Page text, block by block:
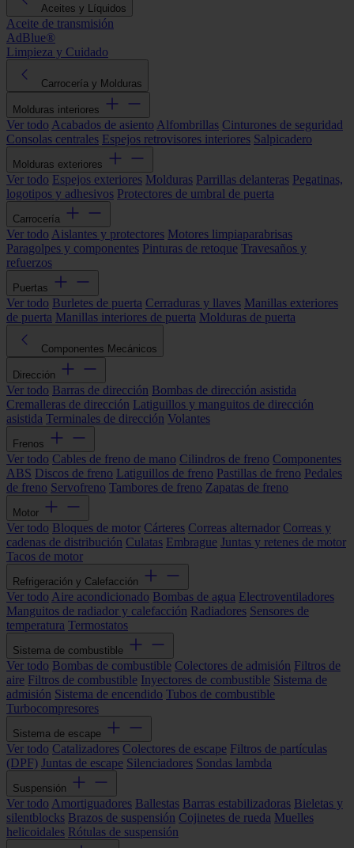
Aceites y Líquidos
Aceite de transmisión
AdBlue®
Limpieza y Cuidado
Carrocería y Molduras
Molduras interiores
Ver todo Acabados de asiento Alfombrillas Cinturones de seguridad
Consolas centrales Espejos retrovisores interiores Salpicadero
Molduras exteriores
Ver todo Espejos exteriores Molduras Parrillas delanteras Pegatinas,
logotipos y adhesivos Protectores de umbral de puerta
Carrocería
Ver todo Aislantes y protectores Motores limpiaparabrisas
Paragolpes y componentes Pinturas de retoque Travesaños y
refuerzos
Puertas
Ver todo Burletes de puerta Cerraduras y llaves Manillas exteriores
de puerta Manillas interiores de puerta Molduras de puerta
Componentes Mecánicos
Dirección
Ver todo Barras de dirección Bombas de dirección asistida
Cremalleras de dirección Latiguillos y manguitos de dirección
asistida Terminales de dirección Volantes
Frenos
Ver todo Cables de freno de mano Cilindros de freno Componentes
ABS Discos de freno Latiguillos de freno Pastillas de freno Pedales
de freno Servofreno Tambores de freno Zapatas de freno
Motor
Ver todo Bloques de motor Cárteres Correas alternador Correas y
cadenas de distribución Culatas Embrague Juntas y retenes de motor
Tacos de motor
Refrigeración y Calefacción
Ver todo Aire acondicionado Bombas de agua Electroventiladores
Manguitos de radiador y calefacción Radiadores Sensores de
temperatura Termostatos
Sistema de combustible
Ver todo Bombas de combustible Colectores de admisión Filtros de
aire Filtros de combustible Inyectores de combustible Sistema de
admisión Sistema de encendido Tubos de combustible
Turbocompresores
Sistema de escape
Ver todo Catalizadores Colectores de escape Filtros de partículas
(DPF) Juntas de escape Silenciadores Sondas lambda
Suspensión
Ver todo Amortiguadores Ballestas Barras estabilizadoras Bieletas y
silentblocks Brazos de suspensión Cojinetes de rueda Muelles
helicoidales Rótulas de suspensión